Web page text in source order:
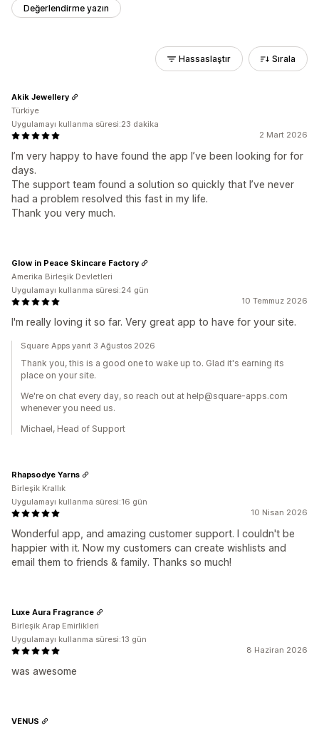
Değerlendirme yazın
Hassaslaştır Sırala
2 Mart 2026
I’m very happy to have found the app I’ve been looking for for
days.
The support team found a solution so quickly that I’ve never
had a problem resolved this fast in my life.
Thank you very much.
Akik Jewellery
Türkiye
Uygulamayı kullanma süresi:23 dakika
10 Temmuz 2026
I'm really loving it so far. Very great app to have for your site.
Glow in Peace Skincare Factory
Amerika Birleşik Devletleri
Uygulamayı kullanma süresi:24 gün
Square Apps yanıt 3 Ağustos 2026
Thank you, this is a good one to wake up to. Glad it's earning its
place on your site.
We're on chat every day, so reach out at help@square-apps.com
whenever you need us.
Michael, Head of Support
10 Nisan 2026
Wonderful app, and amazing customer support. I couldn't be
happier with it. Now my customers can create wishlists and
email them to friends & family. Thanks so much!
Rhapsodye Yarns
Birleşik Krallık
Uygulamayı kullanma süresi:16 gün
8 Haziran 2026
was awesome
Luxe Aura Fragrance
Birleşik Arap Emirlikleri
Uygulamayı kullanma süresi:13 gün
VENUS